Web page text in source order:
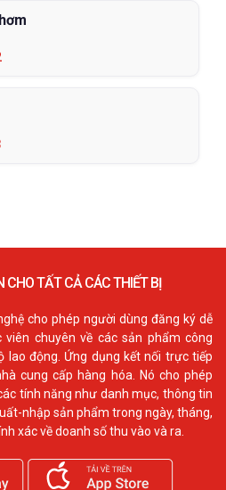
CHO TẤT CẢ CÁC THIẾT BỊ
cho phép người dùng đăng ký dễ
chuyên về các sản phẩm công
lao động. Ứng dụng kết nối trực tiếp
cung cấp hàng hóa. Nó cho phép
tính năng như danh mục, thông tin
nhập sản phẩm trong ngày, tháng,
xác về doanh số thu vào và ra.